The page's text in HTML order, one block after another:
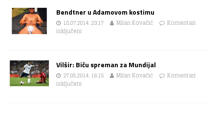
Bendtner u Adamovom kostimu
18.07.2014. 23:17 Milan Kovačić
Komentari
isključeni
Vilšir: Biću spreman za Mundijal
27.05.2014. 16:15 Milan Kovačić
Komentari
isključeni